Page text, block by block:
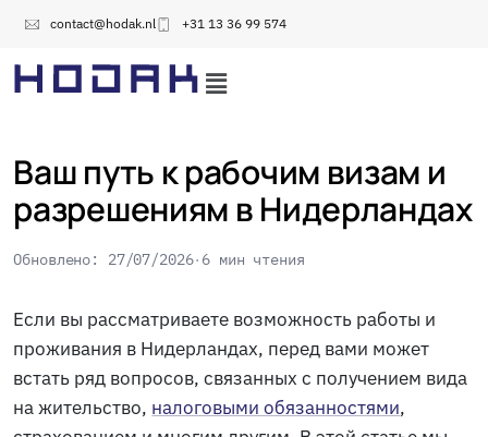
contact@hodak.nl +31 13 36 99 574
Ваш путь к рабочим визам и
разрешениям в Нидерландах
Обновлено: 27/07/2026 6 мин чтения
Если вы рассматриваете возможность работы и
проживания в Нидерландах, перед вами может
встать ряд вопросов, связанных с получением вида
на жительство, налоговыми обязанностями,